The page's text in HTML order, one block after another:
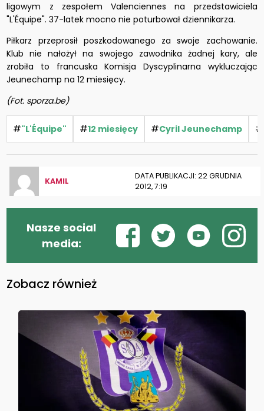
ligowym z zespołem Valenciennes na przedstawiciela
"L'Équipe". 37-latek mocno nie poturbował dziennikarza.
Piłkarz przeprosił poszkodowanego za swoje zachowanie.
Klub nie nałożył na swojego zawodnika żadnej kary, ale
zrobiła to francuska Komisja Dyscyplinarna wykluczając
Jeunechamp na 12 miesięcy.
(Fot. sporza.be)
#"L'Équipe" #12 miesięcy #Cyril Jeunechamp #
KAMIL
DATA PUBLIKACJI: 22 GRUDNIA
2012, 7:19
Nasze social
media:
Zobacz również